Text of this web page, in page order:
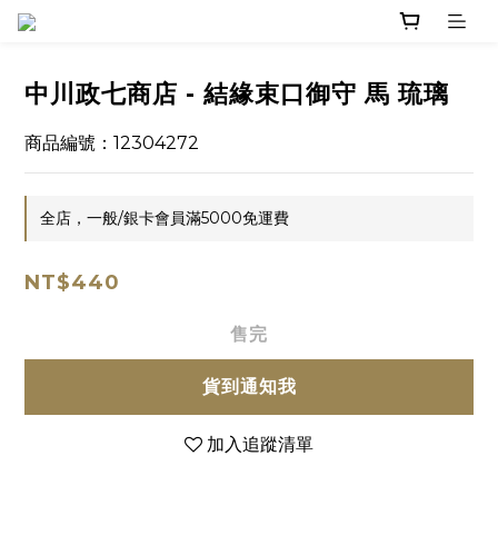
中川政七商店 - 結緣束口御守 馬 琉璃
商品編號：12304272
全店，一般/銀卡會員滿5000免運費
NT$440
售完
貨到通知我
加入追蹤清單